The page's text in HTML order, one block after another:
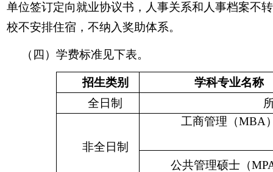
单位签订定向就业协议书，人事关系和人事档案不
校不安排住宿，不纳入奖助体系。
（四）学费标准见下表。
招生类别
学科专业名称
全日制
非全日制
工商管理（MBA
公共管理硕士（